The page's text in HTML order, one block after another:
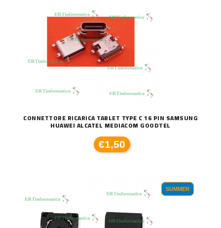
CONNETTORE RICARICA TABLET TYPE C 16 PIN SAMSUNG
HUAWEI ALCATEL MEDIACOM GOODTEL
€1,50
SUMMER